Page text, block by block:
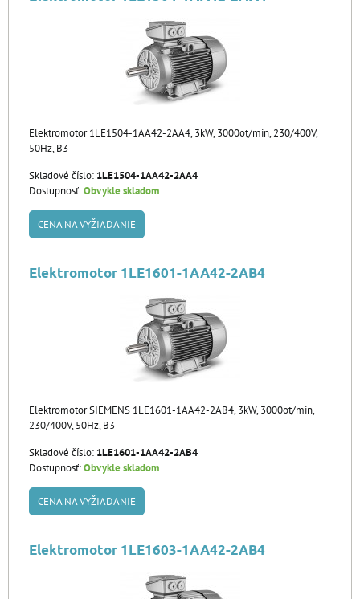
Elektromotor 1LE1504-1AA42-2AA4, 3kW, 3000ot/min, 230/400V,
50Hz, B3
Skladové číslo: 1LE1504-1AA42-2AA4
Dostupnosť:Obvykle skladom
CENA NA VYŽIADANIE
Elektromotor 1LE1601-1AA42-2AB4
Elektromotor SIEMENS 1LE1601-1AA42-2AB4, 3kW, 3000ot/min,
230/400V, 50Hz, B3
Skladové číslo: 1LE1601-1AA42-2AB4
Dostupnosť:Obvykle skladom
CENA NA VYŽIADANIE
Elektromotor 1LE1603-1AA42-2AB4